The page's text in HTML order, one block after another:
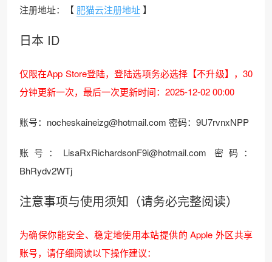
注册地址：【 肥猫云注册地址】
日本 ID
仅限在App Store登陆，登陆选项务必选择【不升级】，30
分钟更新一次，最后一次更新时间：2025-12-02 00:00
账号：nocheskaineizg@hotmail.com 密码：9U7rvnxNPP
账号：LisaRxRichardsonF9i@hotmail.com 密码：
BhRydv2WTj
注意事项与使用须知（请务必完整阅读）
为确保你能安全、稳定地使用本站提供的 Apple 外区共享
账号，请仔细阅读以下操作建议：